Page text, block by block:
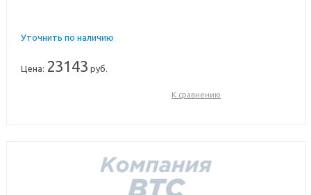
Уточнить по наличию
Цена: 23143 руб.
К сравнению